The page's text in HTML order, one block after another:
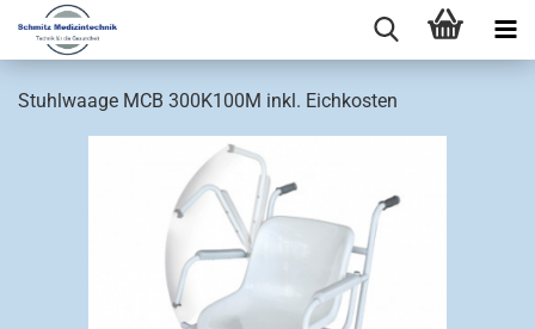
Stuhlwaage MCB 300K100M inkl. Eichkosten